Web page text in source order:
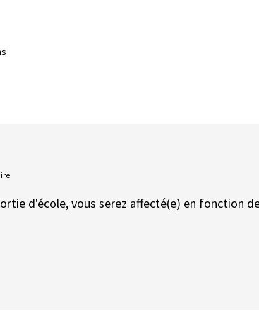
d'école, vous serez affecté(e) en fonction